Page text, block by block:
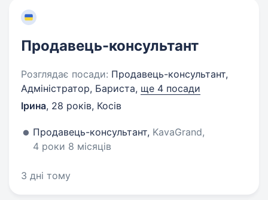
Продавець-консультант
Розглядає посади: Продавець-консультант,
Адміністратор, Бариста, ще 4 посади
Ірина, 28 років, Косів
Продавець-консультант, KavaGrand,
4 роки 8 місяців
3 дні тому